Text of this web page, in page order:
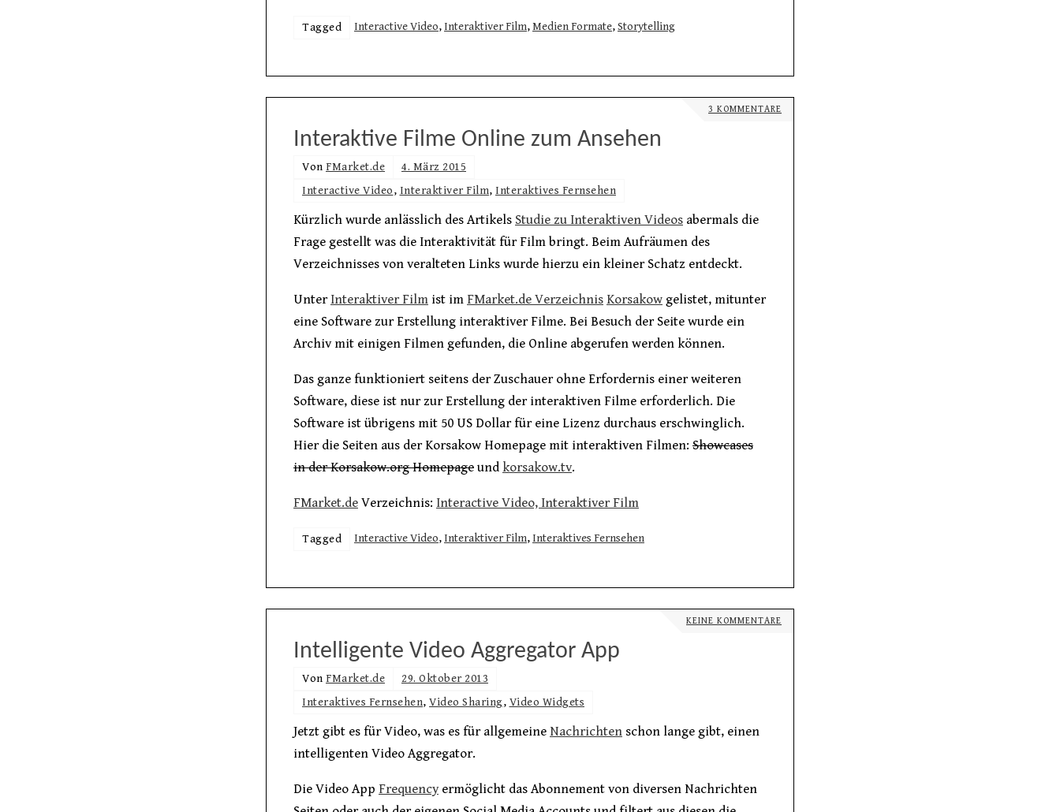
Tagged Interactive Video, Interaktiver Film,Medien Formate,Storytelling
3 KOMMENTARE
Interaktive Filme Online zum Ansehen
Von FMarket.de
4. März 2015
Interactive Video, Interaktiver Film, Interaktives Fernsehen
Kürzlich wurde anlässlich des Artikels Studie zu Interaktiven Videos abermals die
Frage gestellt was die Interaktivität für Film bringt. Beim Aufräumen des
Verzeichnisses von veralteten Links wurde hierzu ein kleiner Schatz entdeckt.
Unter Interaktiver Film ist im FMarket.de Verzeichnis Korsakow gelistet, mitunter
eine Software zur Erstellung interaktiver Filme. Bei Besuch der Seite wurde ein
Archiv mit einigen Filmen gefunden, die Online abgerufen werden können.
Das ganze funktioniert seitens der Zuschauer ohne Erfordernis einer weiteren
Software, diese ist nur zur Erstellung der interaktiven Filme erforderlich. Die
Software ist übrigens mit 50 US Dollar für eine Lizenz durchaus erschwinglich.
Hier die Seiten aus der Korsakow Homepage mit interaktiven Filmen: Showcases
in der Korsakow.org Homepage und korsakow.tv.
FMarket.de Verzeichnis: Interactive Video, Interaktiver Film
Tagged Interactive Video, Interaktiver Film, Interaktives Fernsehen
KEINE KOMMENTARE
Intelligente Video Aggregator App
Von FMarket.de
29. Oktober 2013
Interaktives Fernsehen, Video Sharing, Video Widgets
Jetzt gibt es für Video, was es für allgemeine Nachrichten schon lange gibt, einen
intelligenten Video Aggregator.
Die Video App Frequencyermöglicht das Abonnement von diversen Nachrichten